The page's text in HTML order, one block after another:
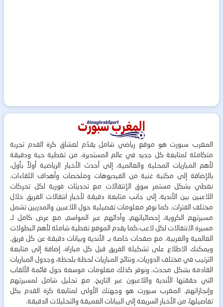
المغرب سبورت هو موقع رياضي شامل يقدّم لعشاق كرة القدم تجربة
متكاملة لمتابعة كل جديد في عالم المستديرة، من تغطية حية ودقيقة
لأهم المباريات المحلية والعالمية، إلى أحدث الأخبار الرياضية أولاً بأول،
بالإضافة إلى مكتبة غنية من الفيديوهات وملخصات وأهداف اللقاءات.
نغطي بشكل مستمر سوق الإنتقالات مع تحديثات فورية لكل تحركات
اللاعبين بين الأندية، إلى جانب متابعة دقيقة لأخبار انتقالات الفريق خلال
مختلف الفترات. كما نوفر معلومات تفصيلية حول اللاعبين والمدربين تشمل
مسيرتهم الكروية، إحصائياتهم، وأدائهم عبر المواسم، مع عرض كامل لـ
مسيرة الانتقالات لكل لاعب.كما يقدم الموقع تغطية شاملة لأهم البطولات
العالمية والعربية، مع صفحات خاصة بـ الأندية وبيانات دقيقة عن كل فريق.
ويمكنك الاطلاع على تشكيلة الفريق قبل كل مباراة، إضافة إلى متابعة
الترتيب في مختلف الدوريات، ونتائج المباريات لحظة بلحظة، وجدول المباريات
القادمة بشكل محدث. ونوفر كذلك معلومات موسعة حول قائمة الألقاب
التي حققتها الأندية واللاعبون عبر التاريخ، مع تحليل شامل لمسيرتهم
وإنجازاتهم. المغرب سبورت هو وجهتك الأولى لمتابعة كرة القدم بكل
تفاصيلها، من الأخبار السريعة إلى البيانات العميقة والتحليلات الدقيقة.